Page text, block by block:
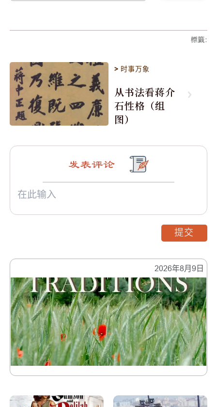
標籤:
> 时事万象
从书法看蒋介
石性格（组
图）
2026年8月9日
发表评论
提交